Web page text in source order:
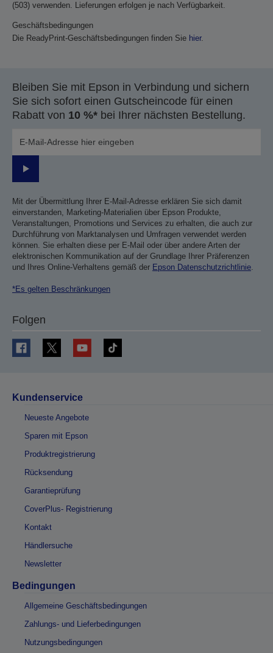
(503) verwenden. Lieferungen erfolgen je nach Verfügbarkeit.
Geschäftsbedingungen
Die ReadyPrint-Geschäftsbedingungen finden Sie hier.
Bleiben Sie mit Epson in Verbindung und sichern
Sie sich sofort einen Gutscheincode für einen
Rabatt von 10 %* bei Ihrer nächsten Bestellung.
Senden
Mit der Übermittlung Ihrer E-Mail-Adresse erklären Sie sich damit
einverstanden, Marketing-Materialien über Epson Produkte,
Veranstaltungen, Promotions und Services zu erhalten, die auch zur
Durchführung von Marktanalysen und Umfragen verwendet werden
können. Sie erhalten diese per E-Mail oder über andere Arten der
elektronischen Kommunikation auf der Grundlage Ihrer Präferenzen
und Ihres Online-Verhaltens gemäß der Epson Datenschutzrichtlinie.
*Es gelten Beschränkungen
Folgen
Kundenservice
Neueste Angebote
Sparen mit Epson
Produktregistrierung
Rücksendung
Garantieprüfung
CoverPlus- Registrierung
Kontakt
Händlersuche
Newsletter
Bedingungen
Allgemeine Geschäftsbedingungen
Zahlungs- und Lieferbedingungen
Nutzungsbedingungen